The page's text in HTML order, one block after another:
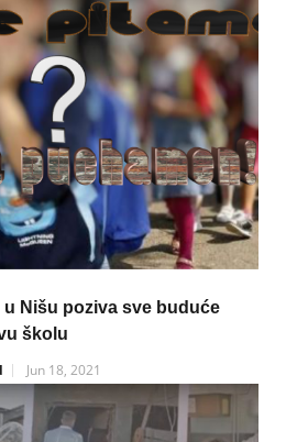
u Nišu poziva sve buduće
školu
Jun 18, 2021